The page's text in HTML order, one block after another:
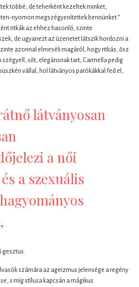
többé, de teherként kezeltek minket,
nyomon megszégyenítettek bennünket.”
ritkák az ehhez hasonló, szinte
de ugyanezt az üzenetet látszik hordozni a
azonnal elmeséli magáról, hogy ritkás, ősz
szégyell, sőt, elegánsnak tart, Carmella pedig
vállal, hol látványos parókákkal fed el,
látványosan
a női
a szexuális
számára az ageizmus jelensége a regény
s míg stílusa kapcsán a mágikus